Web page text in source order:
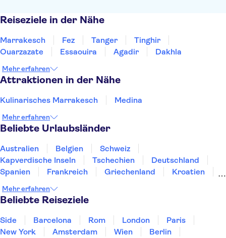
Reiseziele in der Nähe
Marrakesch Fez Tanger
Tinghir
Ouarzazate
Essaouira Agadir Dakhla
Mehr erfahren
Attraktionen in der Nähe
Kulinarisches Marrakesch Medina
Mehr erfahren
Beliebte Urlaubsländer
Australien Belgien
Schweiz
Kapverdische Inseln
Tschechien
Deutschland
Spanien
Frankreich Griechenland
Kroatien
Norwegen
Polen
Mehr erfahren
Beliebte Reiseziele
Side Barcelona Rom London
Paris
New York
Amsterdam Wien
Berlin